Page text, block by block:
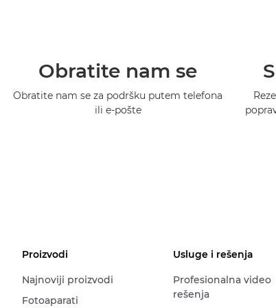
Obratite nam se
Obratite nam se za podršku putem telefona
ili e-pošte
Proizvodi
Najnoviji proizvodi
Fotoaparati
Usluge i rešenja
Profesionalna video
rešenja